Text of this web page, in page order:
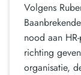
Volgens
nood aan
richting
organisatie,